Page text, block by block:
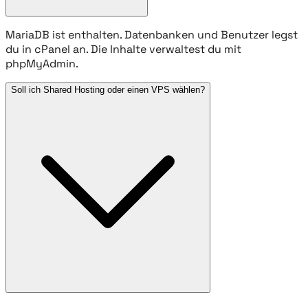
MariaDB ist enthalten. Datenbanken und Benutzer legst
du in cPanel an. Die Inhalte verwaltest du mit
phpMyAdmin.
Soll ich Shared Hosting oder einen VPS wählen?